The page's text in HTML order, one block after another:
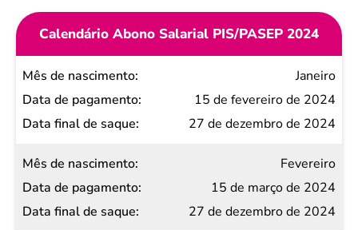
Calendário Abono Salarial PIS/PASEP 2024
Mês de
nascimento
Data de
Data
final
de
Janeiro
15 de fevereiro de 2024
27 de dezembro de 2024
Fevereiro
15 de março de 2024
27 de dezembro de 2024